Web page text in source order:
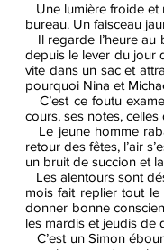
Une lumière froide et
bureau. Un faisceau
Il regarde l’heure au
depuis le lever du jour
vite dans un sac et
pourquoi Nina et
C’est ce foutu
cours, ses notes,
Le jeune homme
retour des fêtes, l’air
un bruit de succion et
Les alentours sont
mois fait replier tout
donner bonne
les mardis et jeudis de
C’est un Simon